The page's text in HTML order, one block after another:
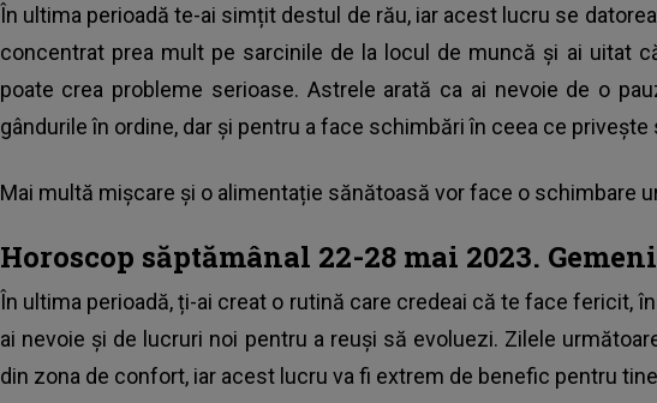
În ultima perioadă te-ai simțit destul de rău, iar acest lucru se
concentrat prea mult pe sarcinile de la locul de muncă și ai uitat
poate crea probleme serioase. Astrele arată ca ai nevoie de o
gândurile în ordine, dar și pentru a face schimbări în ceea ce privește
Mai multă mișcare și o alimentație sănătoasă vor face o schimbare
Horoscop săptămânal 22-28 mai 2023. Gemeni
În ultima perioadă, ți-ai creat o rutină care credeai că te face fericit,
ai nevoie și de lucruri noi pentru a reuși să evoluezi. Zilele
din zona de confort, iar acest lucru va fi extrem de benefic pentru